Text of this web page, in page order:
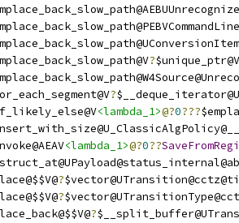
?
?
<lambda_1>@?0???
<lambda_1>@?0??
?
?
?